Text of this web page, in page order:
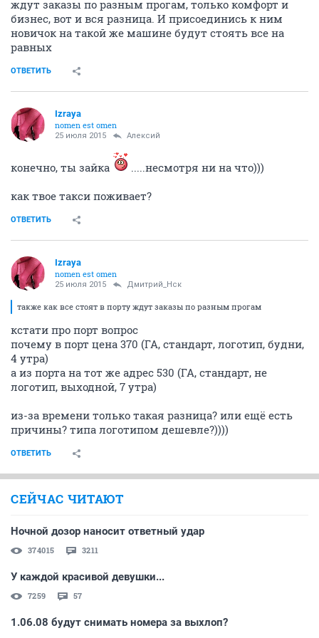
ждут заказы по разным прогам, только комфорт и
бизнес, вот и вся разница. И присоединись к ним
новичок на такой же машине будут стоять все на
равных
ОТВЕТИТЬ
Izraya
nomen est omen
25 июля 2015 Алексий
конечно, ты зайка
.....несмотря ни на что)))
как твое такси поживает?
ОТВЕТИТЬ
Izraya
nomen est omen
25 июля 2015 Дмитрий_Нск
также как все стоят в порту ждут заказы по разным прогам
кстати про порт вопрос
почему в порт цена 370 (ГА, стандарт, логотип, будни,
4 утра)
а из порта на тот же адрес 530 (ГА, стандарт, не
логотип, выходной, 7 утра)
из-за времени только такая разница? или ещё есть
причины? типа логотипом дешевле?))))
ОТВЕТИТЬ
СЕЙЧАС ЧИТАЮТ
Ночной дозор наносит ответный удар
374015 3211
У каждой красивой девушки...
7259 57
1.06.08 будут снимать номера за выхлоп?